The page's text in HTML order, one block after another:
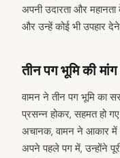
अपनी उदारता और महानता
और उन्हें कोई भी उपहार देने
तीन पग भूमि की मांग
वामन ने तीन पग भूमि का
प्रसन्न होकर, सहमत हो
अचानक, वामन ने आकार में
अपने पहले पग में, उन्होंने